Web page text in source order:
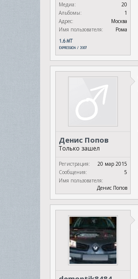
Медиа:
20
Альбомы:
1
Адрес:
Москва
Имя пользователя:
Рома
Денис Попов
Только зашел
Регистрация:
20 мар 2015
Сообщения:
5
Имя пользователя:
Денис Попов